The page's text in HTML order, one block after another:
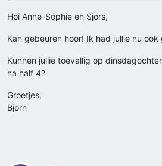
Hoi Anne-Sophie en Sjors,
Kan gebeuren hoor! Ik had jullie nu ook
Kunnen jullie toevallig op
na half 4?
Groetjes,
Bjorn